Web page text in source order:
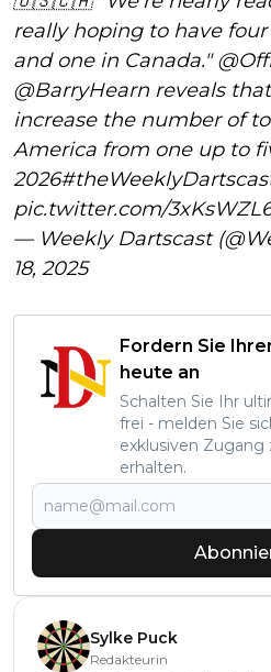
really hoping to have
and one in Canada."
@BarryHearn reveals
increase the number of
America from one up to
2026
pic.twitter.com/
— Weekly Dartscast
18, 2025
Fordern Sie
heute an
Schalten Sie Ihr
frei - melden Sie
exklusiven Zugang
erhalten.
Sylke Puck
Redakteurin